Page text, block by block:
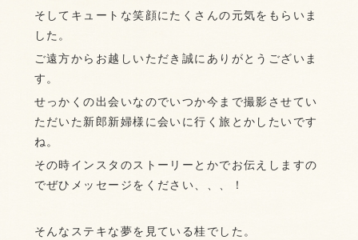
そしてキュートな笑顔にたくさんの元気をもらいま
した。
ご遠方からお越しいただき誠にありがとうございま
す。
せっかくの出会いなのでいつか今まで撮影させてい
ただいた新郎新婦様に会いに行く旅とかしたいです
ね。
その時インスタのストーリーとかでお伝えしますの
でぜひメッセージをください、、、！
そんなステキな夢を見ている桂でした。